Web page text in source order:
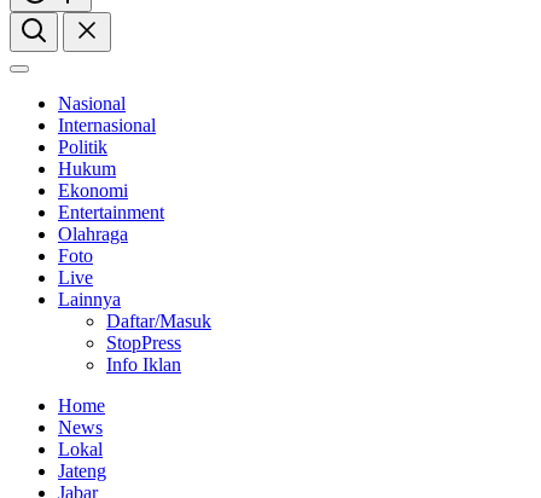
Nasional
Internasional
Politik
Hukum
Ekonomi
Entertainment
Olahraga
Foto
Live
Lainnya
Daftar/Masuk
StopPress
Info Iklan
Home
News
Lokal
Jateng
Jabar